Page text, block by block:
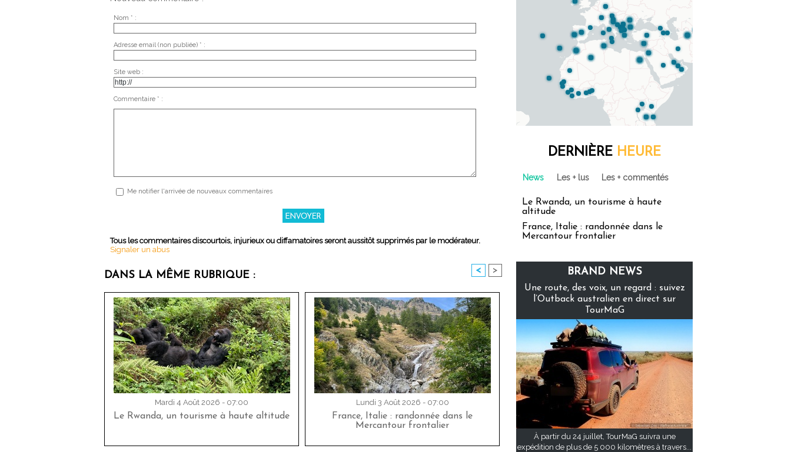
Nom * :
Adresse email (non publiée) * :
Site web :
Commentaire * :
Me notifier l'arrivée de nouveaux commentaires
Tous les commentaires discourtois, injurieux ou diffamatoires seront aussitôt supprimés par le modérateur.
Signaler un abus
DANS LA MÊME RUBRIQUE : < >
Mardi 4 Août 2026 - 07:00
Le Rwanda, un tourisme à haute altitude
Lundi 3 Août 2026 - 07:00
France, Italie : randonnée dans le
Mercantour frontalier
DERNIÈRE HEURE
News Les + lus Les + commentés
Le Rwanda, un tourisme à haute
altitude
France, Italie : randonnée dans le
Mercantour frontalier
BRAND NEWS
Une route, des voix, un regard : suivez
l’Outback australien en direct sur
TourMaG
À partir du 24 juillet, TourMaG suivra une
expédition de plus de 5 000 kilomètres à travers...